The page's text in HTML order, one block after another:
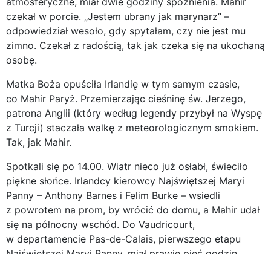
czekał w porcie. „Jestem ubrany jak marynarz” –
odpowiedział wesoło, gdy spytałam, czy nie jest mu
zimno. Czekał z radością, tak jak czeka się na ukochaną
osobę.
Matka Boża opuściła Irlandię w tym samym czasie,
co Mahir Paryż. Przemierzając cieśninę św. Jerzego,
patrona Anglii (który według legendy przybył na Wyspę
z Turcji) staczała walkę z meteorologicznym smokiem.
Tak, jak Mahir.
Spotkali się po 14.00. Wiatr nieco już osłabł, świeciło
piękne słońce. Irlandcy kierowcy Najświętszej Maryi
Panny – Anthony Barnes i Felim Burke – wsiedli
z powrotem na prom, by wrócić do domu, a Mahir udał
się na północny wschód. Do Vaudricourt,
w departamencie Pas-de-Calais, pierwszego etapu